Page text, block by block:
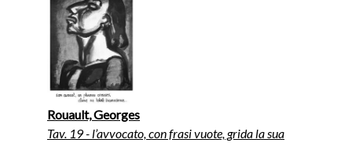
Rouault, Georges
Tav. 19 - l’avvocato, con frasi vuote, grida la sua